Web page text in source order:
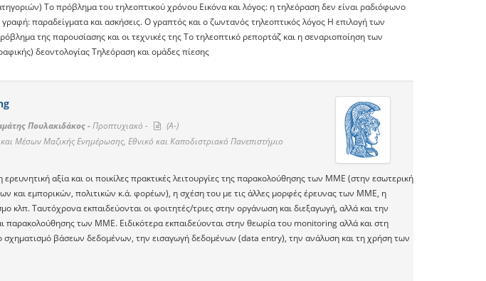
Tο πρόβλημα του τηλεοπτικού χρόνου Eικόνα και λόγος: η τηλεόραση δεν είναι ραδιόφωνο
παραδείγματα και ασκήσεις. O γραπτός και ο ζωντανός τηλεοπτικός λόγος H επιλογή των
της παρουσίασης και οι τεχνικές της Tο τηλεοπτικό ρεπορτάζ και η σεναριοποίηση των
δεοντολογίας Tηλεόραση και ομάδες πίεσης
Πουλακιδάκος -Προπτυχιακό -
(A-)
Μέσων Μαζικής Ενημέρωσης, Εθνικό και Καποδιστριακό Πανεπιστήμιο
αξία και οι ποικίλες πρακτικές λειτουργίες της παρακολούθησης των ΜΜΕ (στην εσωτερική
και εμπορικών, πολιτικών κ.ά. φορέων), η σχέση του με τις άλλες μορφές έρευνας των ΜΜΕ, η
κλπ. Ταυτόχρονα εκπαιδεύονται οι φοιτητές/τριες στην οργάνωση και διεξαγωγή, αλλά και την
παρακολούθησης των ΜΜΕ. Ειδικότερα εκπαιδεύονται στην θεωρία του monitoring αλλά και στη
βάσεων δεδομένων, την εισαγωγή δεδομένων (data entry), την ανάλυση και τη χρήση των